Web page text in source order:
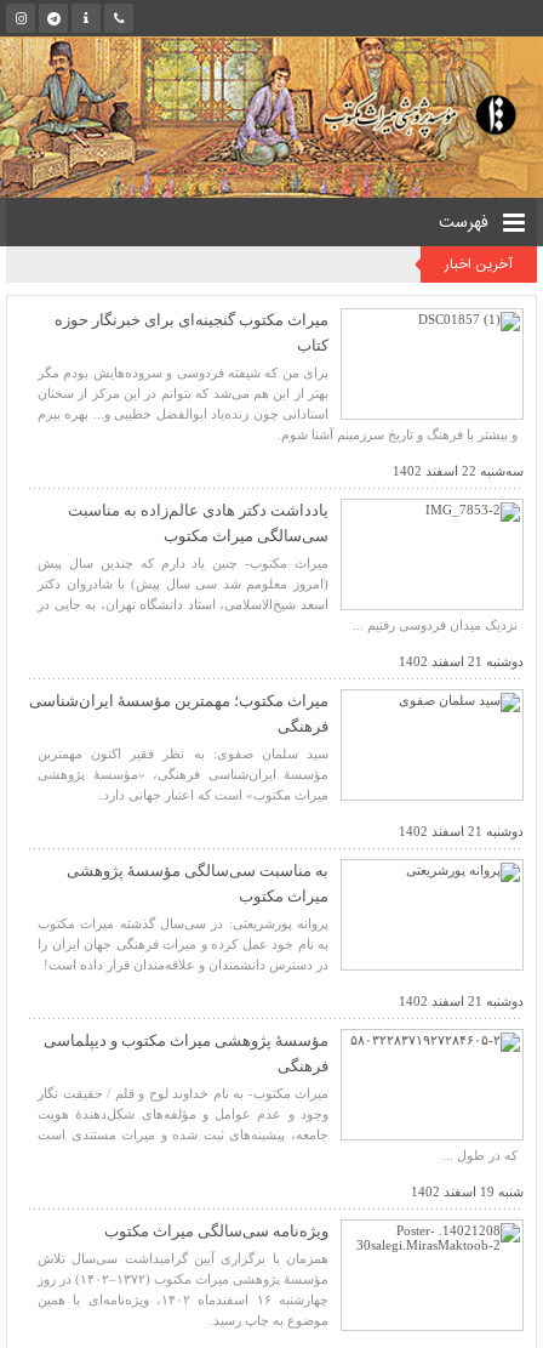
فهرست
آخرین اخبار
میراث مکتوب گنجینه‌‌ای برای خبرنگار حوزه
کتاب
برای من که شیفته فردوسی و سروده‌هایش بودم مگر
بهتر از این هم می‌شد که بتوانم در این مرکز از سخنان
استادانی چون زنده‌یاد ابوالفضل خطیبی و... بهره ببرم
و بیشتر با فرهنگ و تاریخ سرزمینم آشنا شوم.
سه‌شنبه 22 اسفند 1402
یادداشت دکتر هادی عالم‌زاده به مناسبت
سی‌سالگی میراث مکتوب
میراث مکتوب- چنین یاد دارم که چندین سال پیش
(امروز معلومم شد سى سال پیش) با شادروان دکتر
اسعد شیخ‌الاسلامی، استاد دانشگاه تهران، به جایى در
نزدیک میدان فردوسى رفتیم ...
دوشنبه 21 اسفند 1402
میراث مکتوب؛ مهمترین مؤسسهٔ ایران‌شناسی
فرهنگی
سید سلمان صفوی: به نظر فقیر اکنون مهمترین
مؤسسهٔ ایران‌شناسی فرهنگی، «مؤسسهٔ پژوهشی
میراث مکتوب» است که اعتبار جهانی دارد.
دوشنبه 21 اسفند 1402
به مناسبت سی‌سالگی مؤسسهٔ پژوهشی
میراث مکتوب
پروانه پور‌شریعتی: در سی‌سال گذشته میراث مکتوب
به نام خود عمل کرده و میراث فرهنگی جهان ایران را
در دسترس دانشمندان و علاقه‌مندان قرار داده است!
دوشنبه 21 اسفند 1402
مؤسسۀ پژوهشی میراث مکتوب و دیپلماسی
فرهنگی
میراث مکتوب- به نام خداوند لوح و قلم / حقیقت نگار
وجود و عدم عوامل و مؤلفه‌های شکل‌دهندهٔ هویت
جامعه، پیشینه‌های ثبت شده و میراث مستندی است
که در طول ...
شنبه 19 اسفند 1402
ویژه‌نامه سی‌سالگی میراث مکتوب
همزمان با برگزاری آیین گرامیداشت سی‌سال تلاش
مؤسسۀ پژوهشی میراث مکتوب (۱۳۷۲–۱۴۰۲) در روز
چهارشنبه ۱۶ اسفندماه ۱۴۰۲، ویژه‌نامه‌ای با همین
موضوع به چاپ رسید.